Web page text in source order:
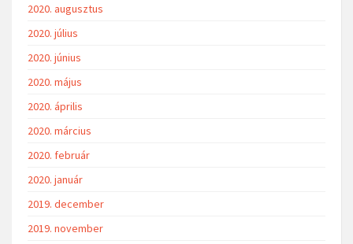
2020. augusztus
2020. július
2020. június
2020. május
2020. április
2020. március
2020. február
2020. január
2019. december
2019. november